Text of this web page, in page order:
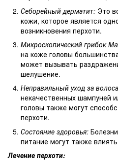
Себорейный дерматит: Это
кожи, которое является
возникновения перхоти.
Микроскопический грибок
на коже головы
может вызывать
шелушение.
Неправильный уход за
некачественных шампуней
головы также могут
перхоти.
Состояние здоровья:
питание могут также
Лечение перхоти: